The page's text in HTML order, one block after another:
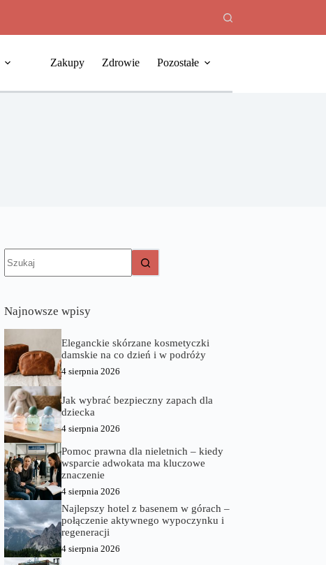
Zakupy Zdrowie Pozostałe
wyników
Najnowsze wpisy
Eleganckie skórzane kosmetyczki
damskie na co dzień i w podróży
4 sierpnia 2026
Jak wybrać bezpieczny zapach dla
dziecka
4 sierpnia 2026
Pomoc prawna dla nieletnich – kiedy
wsparcie adwokata ma kluczowe
znaczenie
4 sierpnia 2026
Najlepszy hotel z basenem w górach –
połączenie aktywnego wypoczynku i
regeneracji
4 sierpnia 2026